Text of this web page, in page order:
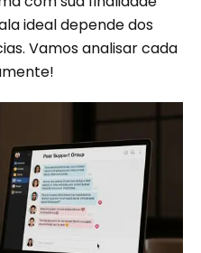
ideal depende dos
Vamos analisar cada